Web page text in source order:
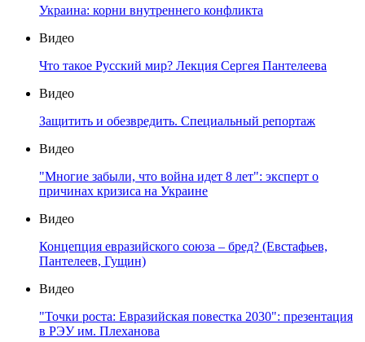
Украина: корни внутреннего конфликта
Видео
Что такое Русский мир? Лекция Сергея Пантелеева
Видео
Защитить и обезвредить. Специальный репортаж
Видео
"Многие забыли, что война идет 8 лет": эксперт о
причинах кризиса на Украине
Видео
Концепция евразийского союза – бред? (Евстафьев,
Пантелеев, Гущин)
Видео
"Точки роста: Евразийская повестка 2030": презентация
в РЭУ им. Плеханова